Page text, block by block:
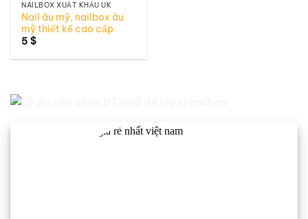
NAILBOX XUẤT KHẨU UK
Nail âu mỹ, nailbox âu
mỹ thiết kế cao cấp
5$